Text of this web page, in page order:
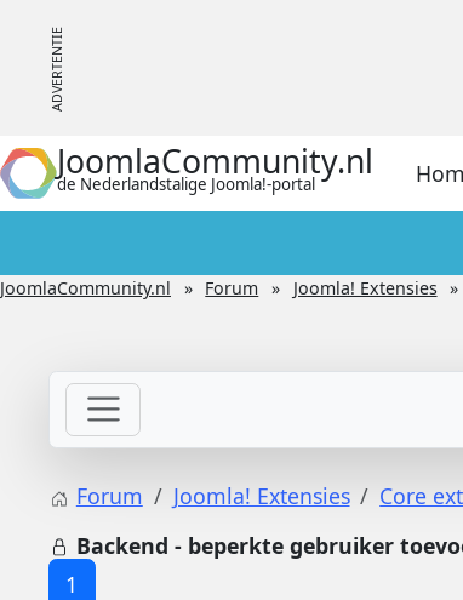
JoomlaCommunity.nl
de Nederlandstalige Joomla!-portal
JoomlaCommunity.nl Forum Joomla! Extensies
Forum Joomla! Extensies Core
Backend - beperkte gebruiker
1